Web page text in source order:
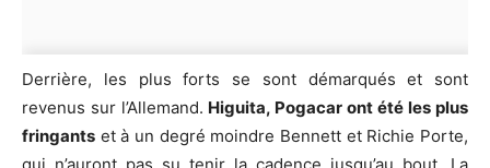
Derrière, les plus forts se sont démarqués et sont
revenus sur l’Allemand. Higuita, Pogacar ont été les plus
fringants et à un degré moindre Bennett et Richie Porte,